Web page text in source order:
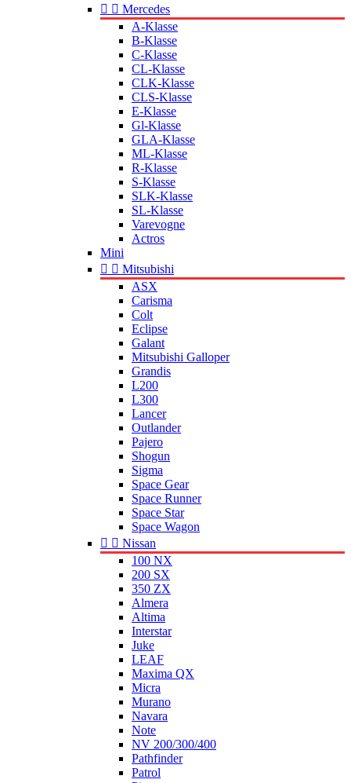
  Mercedes
A-Klasse
B-Klasse
C-Klasse
CL-Klasse
CLK-Klasse
CLS-Klasse
E-Klasse
Gl-Klasse
GLA-Klasse
ML-Klasse
R-Klasse
S-Klasse
SLK-Klasse
SL-Klasse
Varevogne
Actros
Mini
  Mitsubishi
ASX
Carisma
Colt
Eclipse
Galant
Mitsubishi Galloper
Grandis
L200
L300
Lancer
Outlander
Pajero
Shogun
Sigma
Space Gear
Space Runner
Space Star
Space Wagon
  Nissan
100 NX
200 SX
350 ZX
Almera
Altima
Interstar
Juke
LEAF
Maxima QX
Micra
Murano
Navara
Note
NV 200/300/400
Pathfinder
Patrol